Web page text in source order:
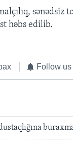
həbs edilib.
Follow us